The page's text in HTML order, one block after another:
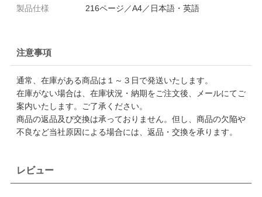
製品仕様
216ページ／A4／日本語・英語
注意事項
通常、在庫がある商品は１～３日で発送いたします。
在庫がない場合は、在庫状況・納期をご注文後、メールにてご
案内いたします。ご了承ください。
商品の返品及び交換は承っておりません。但し、商品の欠陥や
不良など当社原因による場合には、返品・交換を承ります。
レビュー